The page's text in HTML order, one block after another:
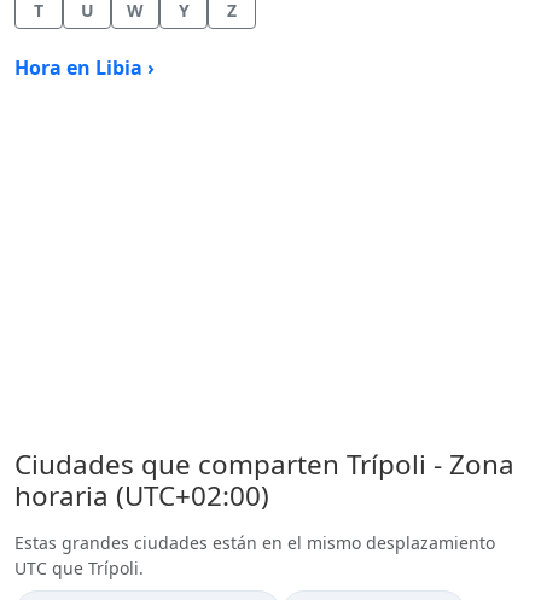
T
U W Y Z
Hora en Libia ›
Ciudades que comparten Trípoli - Zona
horaria (UTC+02:00)
Estas grandes ciudades están en el mismo desplazamiento
UTC que Trípoli.